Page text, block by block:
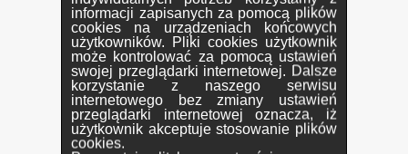
informacji zapisanych za pomocą plików
cookies na urządzeniach końcowych
użytkowników. Pliki cookies użytkownik
może kontrolować za pomocą ustawień
swojej przeglądarki internetowej. Dalsze
korzystanie z naszego serwisu
internetowego bez zmiany ustawień
przeglądarki internetowej oznacza, iż
użytkownik akceptuje stosowanie plików
cookies.